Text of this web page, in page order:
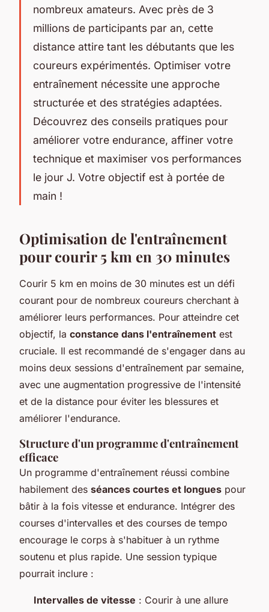
nombreux amateurs. Avec près de 3
millions de participants par an, cette
distance attire tant les débutants que les
coureurs expérimentés. Optimiser votre
entraînement nécessite une approche
structurée et des stratégies adaptées.
Découvrez des conseils pratiques pour
améliorer votre endurance, affiner votre
technique et maximiser vos performances
le jour J. Votre objectif est à portée de
main !
Optimisation de l'entraînement
pour courir 5 km en 30 minutes
Courir 5 km en moins de 30 minutes est un défi
courant pour de nombreux coureurs cherchant à
améliorer leurs performances. Pour atteindre cet
objectif, la constance dans l'entraînement est
cruciale. Il est recommandé de s'engager dans au
moins deux sessions d'entraînement par semaine,
avec une augmentation progressive de l'intensité
et de la distance pour éviter les blessures et
améliorer l'endurance.
Structure d'un programme d'entraînement
efficace
Un programme d'entraînement réussi combine
habilement des séances courtes et longues pour
bâtir à la fois vitesse et endurance. Intégrer des
courses d'intervalles et des courses de tempo
encourage le corps à s'habituer à un rythme
soutenu et plus rapide. Une session typique
pourrait inclure :
Intervalles de vitesse : Courir à une allure